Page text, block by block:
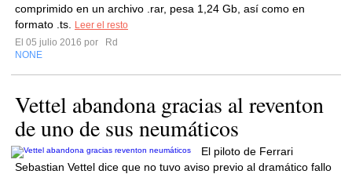
comprimido en un archivo .rar, pesa 1,24 Gb, así como en
formato .ts.
Leer el resto
El 05 julio 2016 por
Rd
NONE
Vettel abandona gracias al reventon
de uno de sus neumáticos
El piloto de Ferrari
Sebastian Vettel dice que no tuvo aviso previo al dramático fallo